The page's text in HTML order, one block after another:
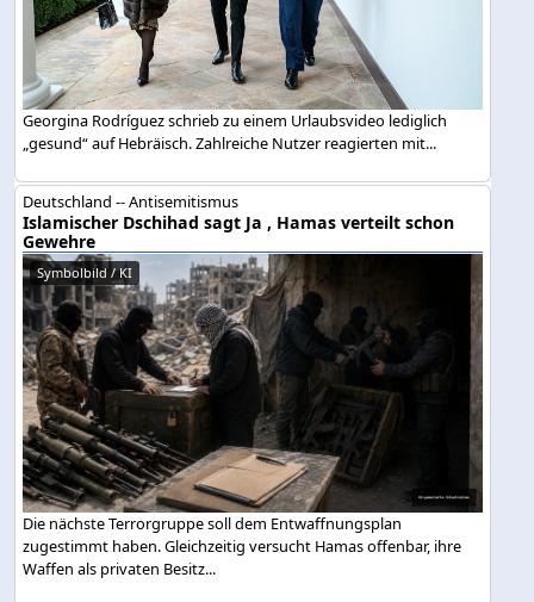
Georgina Rodríguez schrieb zu einem Urlaubsvideo lediglich
„gesund“ auf Hebräisch. Zahlreiche Nutzer reagierten mit...
Deutschland -- Antisemitismus
Islamischer Dschihad sagt Ja , Hamas verteilt schon
Gewehre
Symbolbild / KI
Die nächste Terrorgruppe soll dem Entwaffnungsplan
zugestimmt haben. Gleichzeitig versucht Hamas offenbar, ihre
Waffen als privaten Besitz...